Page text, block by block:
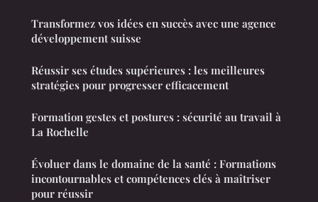
Transformez vos idées en succès avec une agence
développement suisse
Réussir ses études supérieures : les meilleures
stratégies pour progresser efficacement
Formation gestes et postures : sécurité au travail à
La Rochelle
Évoluer dans le domaine de la santé : Formations
incontournables et compétences clés à maîtriser
pour réussir